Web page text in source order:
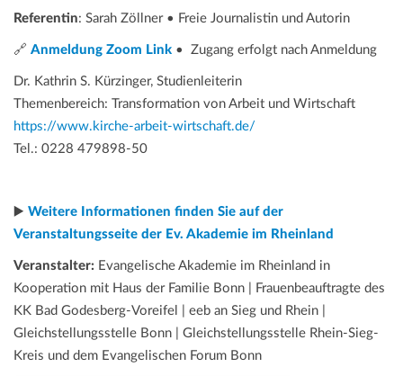
Referentin: Sarah Zöllner • Freie Journalistin und Autorin
🔗 Anmeldung Zoom Link • Zugang erfolgt nach Anmeldung
Dr. Kathrin S. Kürzinger, Studienleiterin
Themenbereich: Transformation von Arbeit und Wirtschaft
https://www.kirche-arbeit-wirtschaft.de/
Tel.: 0228 479898-50
▶️ Weitere Informationen finden Sie auf der
Veranstaltungsseite der Ev. Akademie im Rheinland
Veranstalter: Evangelische Akademie im Rheinland in
Kooperation mit Haus der Familie Bonn | Frauenbeauftragte des
KK Bad Godesberg-Voreifel | eeb an Sieg und Rhein |
Gleichstellungsstelle Bonn | Gleichstellungsstelle Rhein-Sieg-
Kreis und dem Evangelischen Forum Bonn